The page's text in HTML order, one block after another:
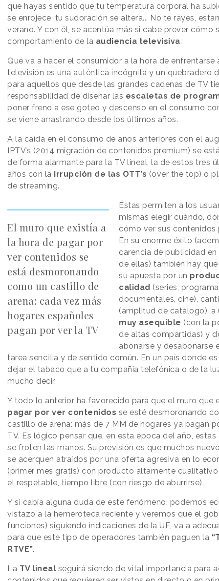
que hayas sentido que tu temperatura corporal ha
se enrojece, tu sudoración se altera... No te rayes,
verano. Y con él, se acentúa más si cabe prever cómo
comportamiento de la audiencia televisiva.
Qué va a hacer el consumidor a la hora de enfrentarse
televisión es una auténtica incógnita y un quebradero
para aquellos que desde las grandes cadenas de TV
responsabilidad de diseñar las escaletas de
poner freno a ese goteo y descenso en el consumo
se viene arrastrando desde los últimos años.
A la caída en el consumo de años anteriores con el
IPTV’s (2014 migración de contenidos premium) se
de forma alarmante para la TV lineal, la de estos tres
años con la irrupción de las OTT’s (over the top) o
de streaming.
El muro que existía a
la hora de pagar por
ver contenidos se
está desmoronando
como un castillo de
arena: cada vez más
hogares españoles
pagan por ver la TV
Éstas permiten a los
mismas elegir cuándo,
cómo ver sus contenidos
En su enorme éxito
carencia de publicidad
de ellas) también hay
su apuesta por un
calidad (series,
documentales, cine),
(amplitud de catálogo), a
muy asequible (con la
de altas compartidas) y
abonarse y desabonarse
tarea sencilla y de sentido común. En un país donde
dejar el tabaco que a tu compañía telefónica o de la
mucho decir.
Y todo lo anterior ha favorecido para que el muro que
pagar por ver contenidos se esté desmoronando
castillo de arena: más de 7 MM de hogares ya pagan
TV. Es lógico pensar que, en esta época del año,
se froten las manos. Su previsión es que muchos
se acerquen atraídos por una oferta agresiva en lo
(primer mes gratis) con producto altamente
el respetable, tiempo libre (con riesgo de aburrirse).
Y si cabía alguna duda de este fenómeno, podemos
vistazo a la hemeroteca reciente y veremos que el
funciones) siguiendo indicaciones de la UE, va a
para que este tipo de operadores también paguen la
RTVE”.
La TV lineal seguirá siendo de vital importancia para